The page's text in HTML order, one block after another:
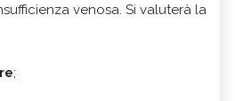
venosa. Si valuterà la
;